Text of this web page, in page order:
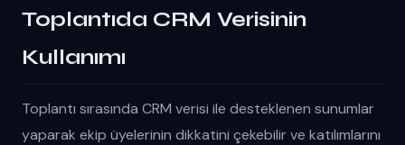
Toplantıda CRM Verisinin
Kullanımı
Toplantı sırasında CRM verisi ile desteklenen sunumlar
yaparak ekip üyelerinin dikkatini çekebilir ve katılımlarını